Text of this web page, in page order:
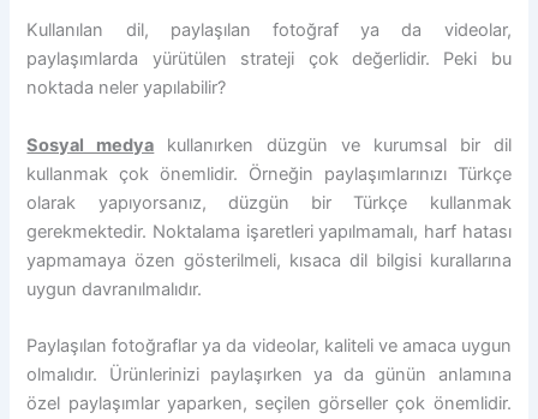
Kullanılan dil, paylaşılan fotoğraf ya da videolar,
paylaşımlarda yürütülen strateji çok değerlidir. Peki bu
noktada neler yapılabilir?
Sosyal medya kullanırken düzgün ve kurumsal bir dil
kullanmak çok önemlidir. Örneğin paylaşımlarınızı Türkçe
olarak yapıyorsanız, düzgün bir Türkçe kullanmak
gerekmektedir. Noktalama işaretleri yapılmamalı, harf hatası
yapmamaya özen gösterilmeli, kısaca dil bilgisi kurallarına
uygun davranılmalıdır.
Paylaşılan fotoğraflar ya da videolar, kaliteli ve amaca uygun
olmalıdır. Ürünlerinizi paylaşırken ya da günün anlamına
özel paylaşımlar yaparken, seçilen görseller çok önemlidir.